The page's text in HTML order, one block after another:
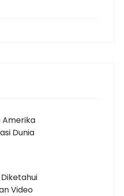
Amerika
Dunia
Video